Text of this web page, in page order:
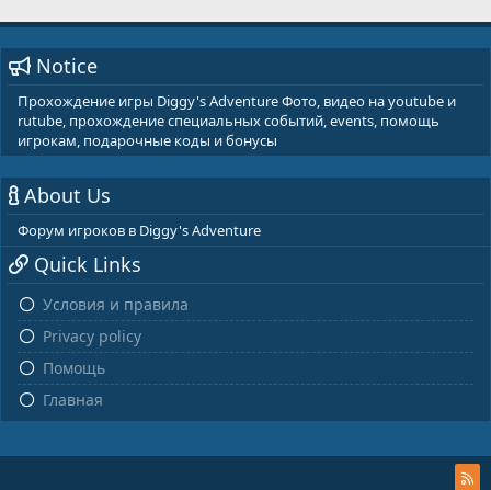
Notice
Прохождение игры Diggy's Adventure Фото, видео на youtube и
rutube, прохождение специальных событий, events, помощь
игрокам, подарочные коды и бонусы
About Us
Форум игроков в Diggy's Adventure
Quick Links
Условия и правила
Privacy policy
Помощь
Главная